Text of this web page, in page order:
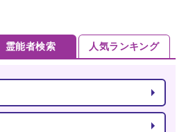
霊能者検索 人気ランキング